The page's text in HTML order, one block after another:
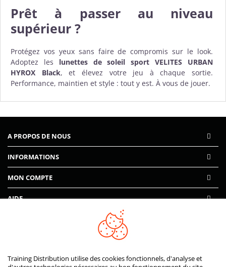
Prêt à passer au niveau
supérieur ?
Protégez vos yeux sans faire de compromis sur le look.
Adoptez les lunettes de soleil sport VELITES URBAN
HYROX Black, et élevez votre jeu à chaque sortie.
Performance, maintien et style : tout y est. À vous de jouer.
A PROPOS DE NOUS
INFORMATIONS
MON COMPTE
Training Distribution utilise des cookies fonctionnels, d'analyse et
AIDE